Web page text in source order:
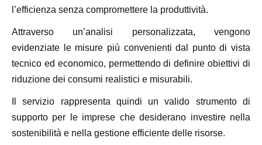
l’efficienza senza compromettere la produttività.
Attraverso un’analisi personalizzata, vengono
evidenziate le misure più convenienti dal punto di vista
tecnico ed economico, permettendo di definire obiettivi di
riduzione dei consumi realistici e misurabili.
Il servizio rappresenta quindi un valido strumento di
supporto per le imprese che desiderano investire nella
sostenibilità e nella gestione efficiente delle risorse.